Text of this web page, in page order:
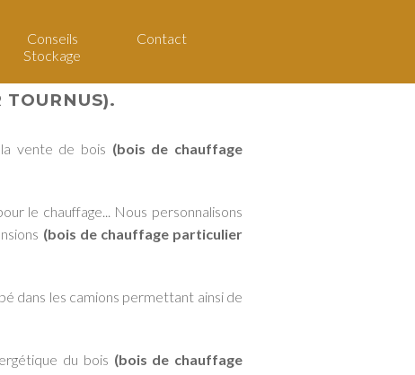
Conseils
Stockage
Contact
vente de bois (bois de chauffage
le chauffage... Nous personnalisons
(bois de chauffage particulier
dans les camions permettant ainsi de
du bois (bois de chauffage